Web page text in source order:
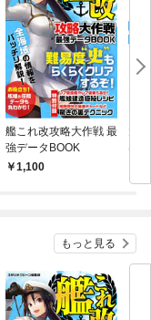
艦これ改攻略大作戦 最
強データBOOK
1,100
は
もっと見る